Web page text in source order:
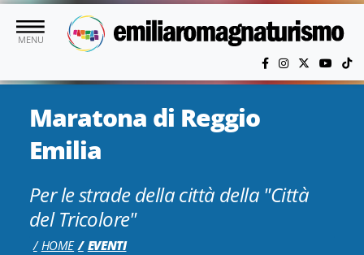
Vai al contenuto principale
MENU
Maratona di Reggio
Emilia
Per le strade della città della "Città
del Tricolore"
HOME EVENTI